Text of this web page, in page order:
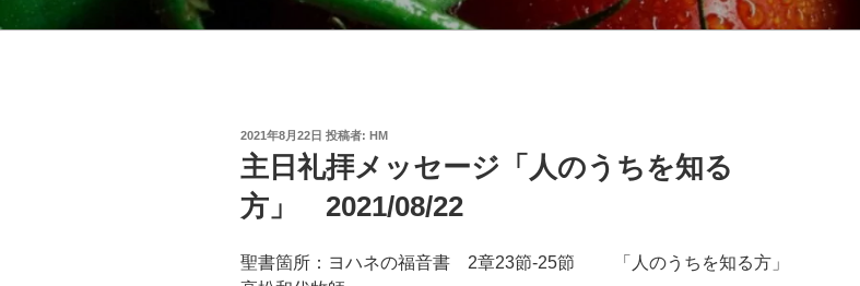
投
稿
日:
2021年8月22日 投稿者: HM
主日礼拝メッセージ「人のうちを知る
方」 2021/08/22
聖書箇所：ヨハネの福音書 2章23節-25節 「人のうちを知る方」